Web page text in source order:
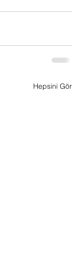
Hepsini Gör